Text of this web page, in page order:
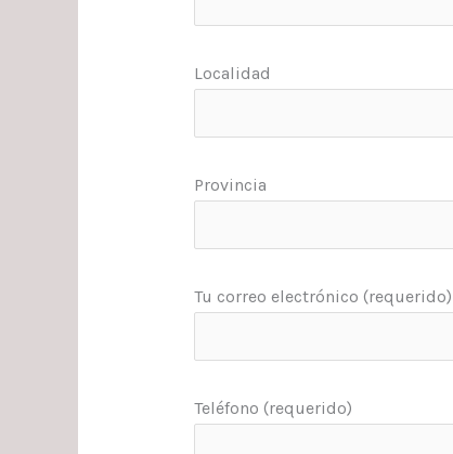
Localidad
Provincia
Tu correo electrónico (requerido)
Teléfono (requerido)